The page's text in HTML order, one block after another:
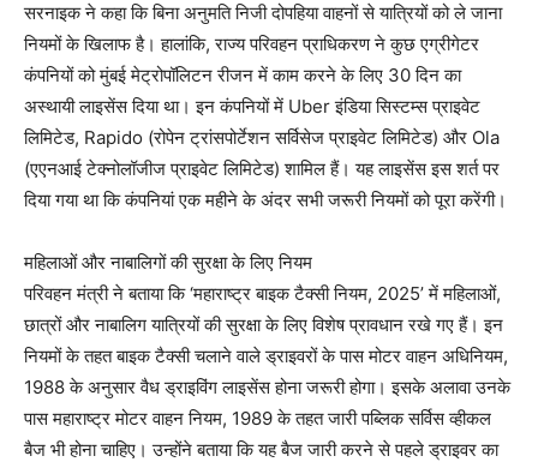
सरनाइक ने कहा कि बिना अनुमति निजी दोपहिया वाहनों से यात्रियों को ले जाना
नियमों के खिलाफ है। हालांकि, राज्य परिवहन प्राधिकरण ने कुछ एग्रीगेटर
कंपनियों को मुंबई मेट्रोपॉलिटन रीजन में काम करने के लिए 30 दिन का
अस्थायी लाइसेंस दिया था। इन कंपनियों में Uber इंडिया सिस्टम्स प्राइवेट
लिमिटेड, Rapido (रोपेन ट्रांसपोर्टेशन सर्विसेज प्राइवेट लिमिटेड) और Ola
(एएनआई टेक्नोलॉजीज प्राइवेट लिमिटेड) शामिल हैं। यह लाइसेंस इस शर्त पर
दिया गया था कि कंपनियां एक महीने के अंदर सभी जरूरी नियमों को पूरा करेंगी।
महिलाओं और नाबालिगों की सुरक्षा के लिए नियम
परिवहन मंत्री ने बताया कि ‘महाराष्ट्र बाइक टैक्सी नियम, 2025’ में महिलाओं,
छात्रों और नाबालिग यात्रियों की सुरक्षा के लिए विशेष प्रावधान रखे गए हैं। इन
नियमों के तहत बाइक टैक्सी चलाने वाले ड्राइवरों के पास मोटर वाहन अधिनियम,
1988 के अनुसार वैध ड्राइविंग लाइसेंस होना जरूरी होगा। इसके अलावा उनके
पास महाराष्ट्र मोटर वाहन नियम, 1989 के तहत जारी पब्लिक सर्विस व्हीकल
बैज भी होना चाहिए। उन्होंने बताया कि यह बैज जारी करने से पहले ड्राइवर का